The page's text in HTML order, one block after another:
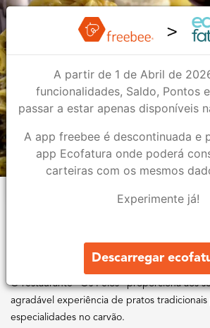
Restaurante Os Feios
Restaurante Os
Bar & Restauração
1 1
Visite o nosso espaço e receba vantagens!
da compra em saldo para utilizar na sua
O restaurante "Os Feios” proporciona aos
agradável experiência de pratos
especialidades no carvão.
A partir de 1 de Abril de
funcionalidades, Saldo, Pontos
passar a estar apenas disponíveis
A app freebee é descontinuada e
app Ecofatura onde poderá
carteiras com os mesmos
Experimente já!
Descarregar